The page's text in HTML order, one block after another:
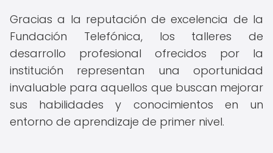
Gracias a la reputación de excelencia de la
Fundación Telefónica, los talleres de
desarrollo profesional ofrecidos por la
institución representan una oportunidad
invaluable para aquellos que buscan mejorar
sus habilidades y conocimientos en un
entorno de aprendizaje de primer nivel.